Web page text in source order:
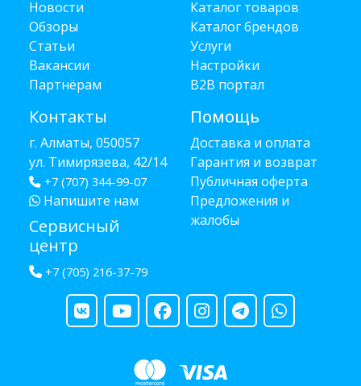
Новости
Обзоры
Статьи
Вакансии
Партнёрам
Контакты
г. Алматы, 050057
ул. Тимирязева, 42/14
+7 (707) 344-99-07
Напишите нам
Сервисный
центр
+7 (705) 216-37-79
Каталог товаров
Каталог брендов
Услуги
Настройки
B2B портал
Помощь
Доставка и оплата
Гарантия и возврат
Публичная оферта
Предложения и
жалобы